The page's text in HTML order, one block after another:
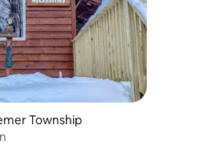
4,17 op 5, 6 recensies
Township